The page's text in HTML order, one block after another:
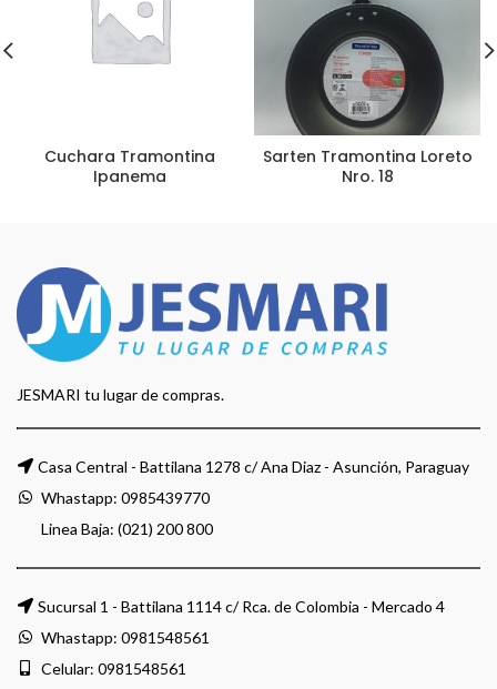
Cuchara Tramontina
Ipanema
Sarten Tramontina Loreto
Nro. 18
JESMARI tu lugar de compras.
Casa Central - Battilana 1278 c/ Ana Diaz - Asunción, Paraguay
Whastapp: 0985439770
Linea Baja: (021) 200 800
Sucursal 1 - Battilana 1114 c/ Rca. de Colombia - Mercado 4
Whastapp: 0981548561
Celular: 0981548561